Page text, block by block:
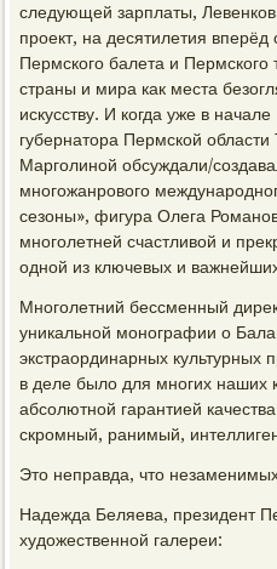
следующей зарплаты,
проект, на десятилетия
Пермского балета и Пермского
страны и мира как места
искусству. И когда уже в
губернатора Пермской
Марголиной обсуждали/
многожанрового
сезоны», фигура Олега
многолетней счастливой и
одной из ключевых и
Многолетний бессменный
уникальной монографии о
экстраординарных культурных
в деле было для многих наших
абсолютной гарантией
скромный, ранимый,
Это неправда, что
Надежда Беляева, президент
художественной галереи: